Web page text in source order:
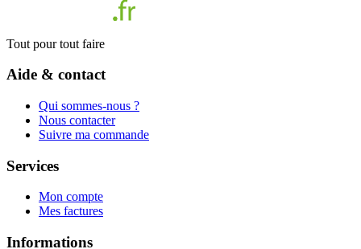
Tout pour tout faire
Aide & contact
Qui sommes-nous ?
Nous contacter
Suivre ma commande
Services
Mon compte
Mes factures
Informations